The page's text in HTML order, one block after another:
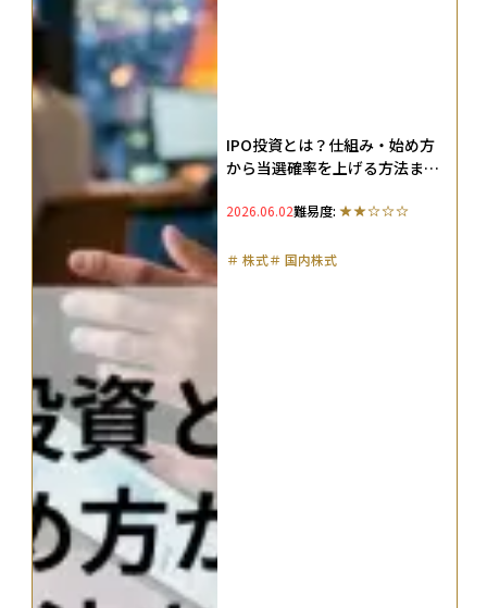
IPO投資とは？仕組み・始め方
から当選確率を上げる方法まで
2026.06.02難易度:
＃ 株式＃ 国内株式